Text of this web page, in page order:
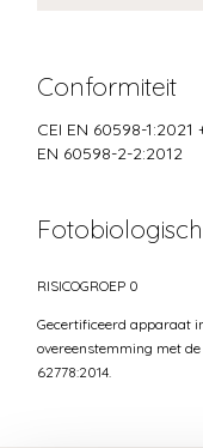
Conformiteit
CEI EN 60598-1:2021
EN 60598-2-2:2012
RISICOGROEP 0
Gecertificeerd apparaat in
overeenstemming met de
62778:2014.